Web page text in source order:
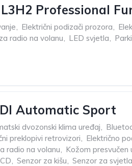
Professional
, Električni podizači prozora,
radio na volanu, LED svjetla,
Automatic Sport
dvozonski klima uređaj,
preklopivi retrovizori, Električno
radio na volanu, Kožom presvučen
, Senzor za kišu, Senzor za svjetla